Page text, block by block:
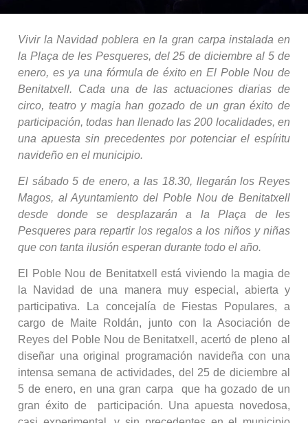
Vivir la Navidad poblera en la gran carpa instalada en
la Plaça de les Pesqueres, del 25 de diciembre al 5 de
enero, es ya una fórmula de éxito en El Poble Nou de
Benitatxell. Cada una de las actuaciones diarias de
circo, teatro y magia han gozado de un gran éxito de
participación, todas han llenado las 200 localidades, en
una apuesta sin precedentes por potenciar el espíritu
navideño en el municipio.
El sábado 5 de enero, a las 18.30, llegarán los Reyes
Magos, al Ayuntamiento del Poble Nou de Benitatxell
desde donde se desplazarán a la Plaça de les
Pesqueres para repartir los regalos a los niños y niñas
que con tanta ilusión esperan durante todo el año.
El Poble Nou de Benitatxell está viviendo la magia de
la Navidad de una manera muy especial, abierta y
participativa. La concejalía de Fiestas Populares, a
cargo de Maite Roldán, junto con la Asociación de
Reyes del Poble Nou de Benitatxell, acertó de pleno al
diseñar una original programación navideña con una
intensa semana de actividades, del 25 de diciembre al
5 de enero, en una gran carpa que ha gozado de un
gran éxito de participación. Una apuesta novedosa,